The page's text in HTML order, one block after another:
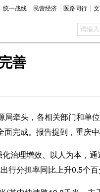
统一战线 民营经济 医路同行
善
头，各相关部门和单
完成。报告提到，重庆
理增效、以人为本，通
分担率同比上升0.5个百